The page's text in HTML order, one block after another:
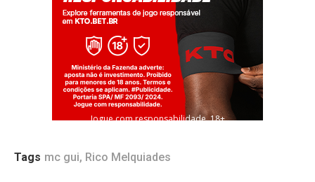
Jogue com responsabilidade. 18+
Tags mc gui, Rico Melquiades